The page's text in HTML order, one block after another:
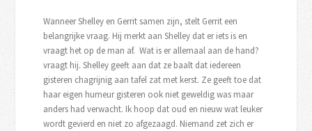
Wanneer Shelley en Gerrit samen zijn, stelt Gerrit een
belangrijke vraag. Hij merkt aan Shelley dat er iets is en
vraagt het op de man af. Wat is er allemaal aan de hand?
vraagt hij. Shelley geeft aan dat ze baalt dat iedereen
gisteren chagrijnig aan tafel zat met kerst. Ze geeft toe dat
haar eigen humeur gisteren ook niet geweldig was maar
anders had verwacht. Ik hoop dat oud en nieuw wat leuker
wordt gevierd en niet zo afgezaagd. Niemand zet zich er